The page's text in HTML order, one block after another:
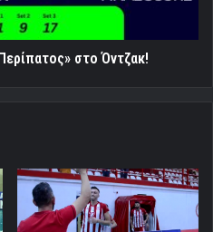
στο Όντζακ!